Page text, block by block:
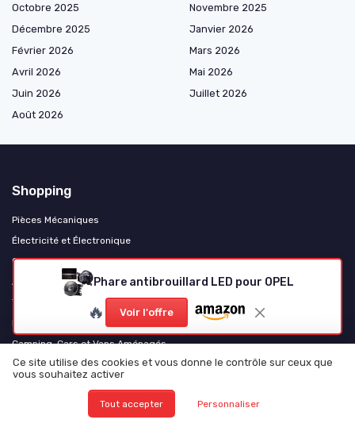
Phare antibrouillard LED pour OPEL
🔥 Voir l'offre
Octobre 2025
Novembre 2025
Décembre 2025
Janvier 2026
Février 2026
Mars 2026
Avril 2026
Mai 2026
Juin 2026
Juillet 2026
Août 2026
Shopping
Pièces Mécaniques
Électricité et Électronique
Consommables et Entretien
Accessoires et Gadgets
Tuning et Personnalisation
Motos et Scooters
Camping-Cars et Vans Aménagés
Poids Lourds et Utilitaires
Levage et équipement d'atelier
Ce site utilise des cookies et vous donne le contrôle sur ceux que
vous souhaitez activer
Tout accepter Personnaliser